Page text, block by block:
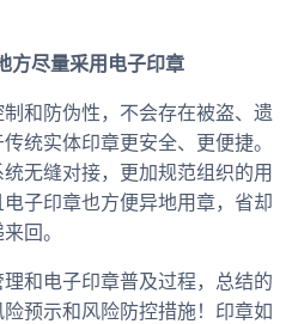
方尽量采用电子印章
和防伪性，不会存在被盗、遗
统实体印章更安全、更便捷。
无缝对接，更加规范组织的用
子印章也方便异地用章，省却
回。
和电子印章普及过程，总结的
预示和风险防控措施！印章如